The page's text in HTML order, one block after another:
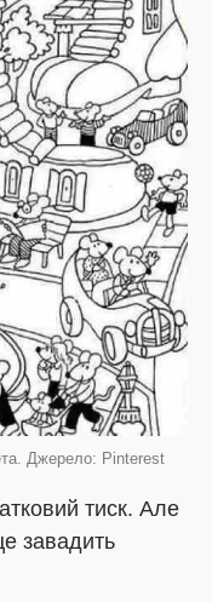
Джерело: Pinterest
тиск. Але
завадить